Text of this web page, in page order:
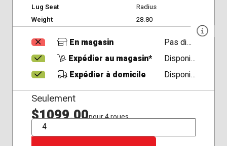
Lug Seat
Radius
Weight
28.80
En magasin
Pas disponible
Expédier au magasin*
Disponible
Expédier à domicile
Disponible
Seulement
$1099,00pour 4 roues
QTÉ